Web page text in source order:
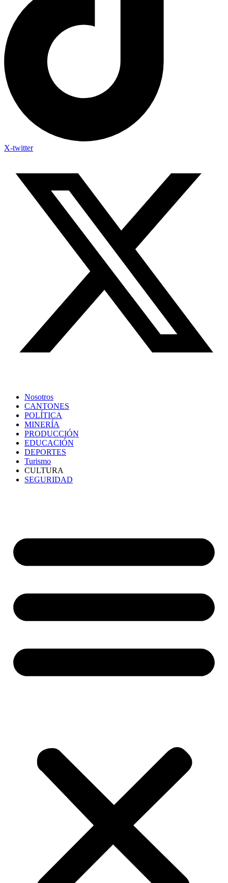
X-twitter
Nosotros
CANTONES
POLÍTICA
MINERÍA
PRODUCCIÓN
EDUCACIÓN
DEPORTES
Turismo
CULTURA
SEGURIDAD